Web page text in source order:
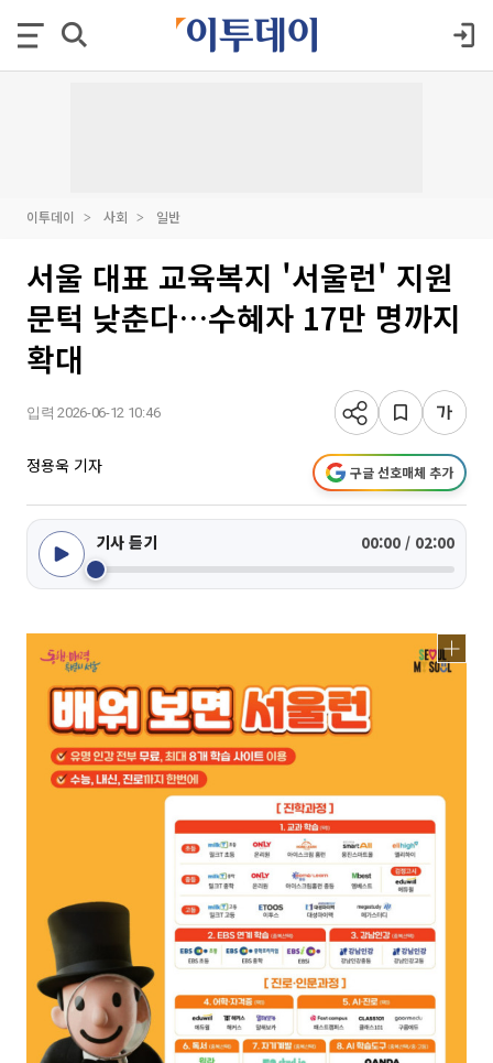
이투데이 사회 일반
서울 대표 교육복지 '서울런' 지원
문턱 낮춘다…수혜자 17만 명까지
확대
입력 2026-06-12 10:46
정용욱 기자 구글 선호매체 추가
기사 듣기 00:00 / 02:00